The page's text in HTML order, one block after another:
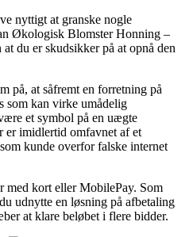
nyttigt at granske nogle
Økologisk Blomster Honning –
du er skudsikker på at opnå den
på, at såfremt en forretning på
som kan virke umådelig
et symbol på en uægte
imidlertid omfavnet af et
kunde overfor falske internet
med kort eller MobilePay. Som
udnytte en løsning på afbetaling
at klare beløbet i flere bidder.